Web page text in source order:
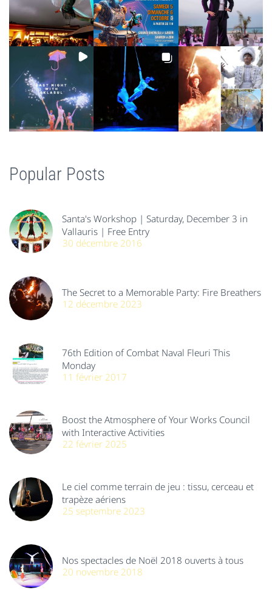
Popular Posts
Santa's Workshop | Saturday, December 3 in
Vallauris | Free Entry
30 décembre 2016
The Secret to a Memorable Party: Fire Breathers
12 décembre 2023
76th Edition of Combat Naval Fleuri This
Monday
11 février 2017
Boost the Atmosphere of Your Works Council
with Interactive Activities
22 février 2025
Le ciel comme terrain de jeu : tissu, cerceau et
trapèze aériens
25 septembre 2023
Nos spectacles de Noël 2018 ouverts à tous
20 novembre 2018